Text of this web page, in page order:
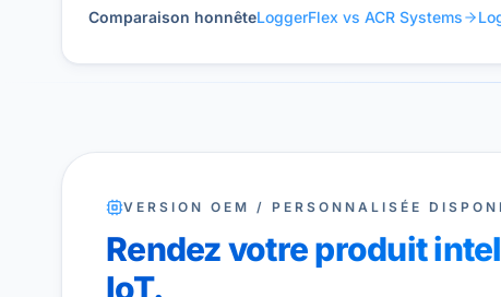
Comparaison honnêteLoggerFlex vs ACR Systems
VERSION OEM / PERSONNALISÉE
Rendez votre produit
IoT.